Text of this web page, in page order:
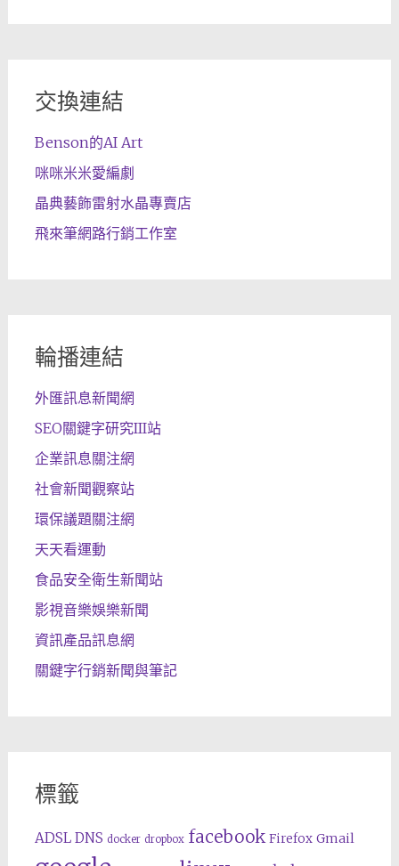
交換連結
Benson的AI Art
咪咪米米愛編劇
晶典藝飾雷射水晶專賣店
飛來筆網路行銷工作室
輪播連結
外匯訊息新聞網
SEO關鍵字研究III站
企業訊息關注網
社會新聞觀察站
環保議題關注網
天天看運動
食品安全衛生新聞站
影視音樂娛樂新聞
資訊產品訊息網
關鍵字行銷新聞與筆記
標籤
ADSL DNS docker dropbox facebook Firefox Gmail